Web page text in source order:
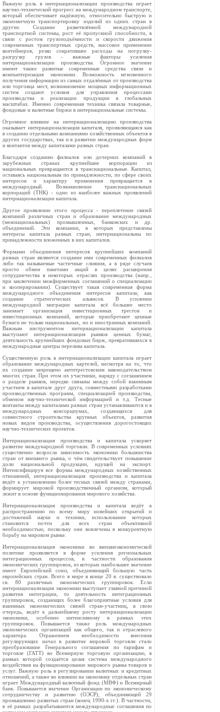
Важную роль в интернационализации производства играет
научно-технический прогресс на международном транспорте,
который обеспечивает надёжную, относительно быструю и
экономичную транспортировку изделий из одних стран в
другие. Создание разветвлённой международной
транспортной системы, рост её пропускной способности, в
связи с ростом грузоподъёмности и скорости движения
современных транспортных средств, массовое применение
контейнеров, резко сократившее расходы на погрузку-
разгрузку грузов - важные факторы усиления
интернационализации производства. Огромное значение
имеют также развитые современные средства связи и
компьютеризация экономики. Возможность мгновенного
получения информации из самых отдалённых от производства
или торговца мест, возникновение мощных информационных
систем создают условия для управления процессами
производства и реализации продукции в глобальных
масштабах. Именно современная техника связала товарные,
фондовые и валютные биржи в интернациональные системы.
Огромное влияние на интернационализацию производства
оказывает интернационализация капиталя, проявляющаяся как
в создании отдельными компаниями хозяйственных объектов в
других государствах, так и в развитии международных форм
и контактов между капиталами разных стран.
Благодаря созданию филиалов или дочерних компаний в
зарубежных странах крупнейшие корпорации из
национальных превращаются в транснациональные. Капитал,
оставаясь национальным по принадлежности, по сфере своих
интересов и характеру применения превращается в
международный. Возникновение транснациональных
корпораций (ТНК) - одно из наиболее важных проявлений
интернационализации капитала.
Другое проявление этого процесса - переплетение связей
компаний различных стран и образование международных
(межнациональных) промышленных, банковских и др.
объединений. Эти компании, в которых представлены
интересы капитала разных стран, интернациональны по
принадлежности вложенных в них капиталов.
Формами объединения интересов крупнейших компаний
разных стран являются создание ими современных филиалов
либо так называемые частичные слияния, а в ряде случаев
просто обмен пакетами акций в целях расширения
сотрудничества в некоторых отраслях производства (напр.,
при заключении межфирменных соглашений о специализации
и кооперировании). Существует такая современная форма
международного объединения интересов капитала; как
создание стратегических альянсов. В усилении
международной миграции капитала всё большее место
занимает организация инвестиционных трестов и
инвестиционных компаний, которые приобретают ценные
бумаги не только национальных, но и иностранных компаний.
Важным инструментом интернационализации капитала
выступают интернационализация рынков ценных бумаг,
деятельность крупнейших фондовых бирж, превратившихся в
международные центры перелива капитала.
Существенную роль в интернационализации капитала играет
образование международных картелей, несмотря на то, что
их создание запрещено антитрестовским законодательством
многих стран. При этом их участники, наряду с соглашением
о разделе рынков, нередко связаны между собой взаимным
участием в капитале друг друга, совместными разработками
производственных программ, специализацией производства,
обменом научно-технической информацией и т.д. Тесные
контакты между капиталами разных стран устанавливаются и в
международных консорциумах, создающихся для
совместного строительства крупных объектов, развития
новых видов производства, осуществления дорогостоящих
научно-технических проектов.
Интернационализация производства и капитала ускоряет
развитие международной торговли. В современных условиях
существенно возросла зависимость экономики большинства
стран от внешнего рынка, о чём свидетельствует повышение
доли национальной продукции, идущей на экспорт.
Интенсифицируя все формы международных хозяйственных
отношений, интернационализация производства и капитала
ведёт к установлению более тесных связей между странами,
формирует мировой производственный организм, который
лежит в основе функционирования мирового хозяйства.
Интернационализация производства и капитала ведёт к
распространению по всему миру новейших открытий и
достижений науки и техники, использование которых
становится почти для всех стран объективной
необходимостью, поскольку они вовлечены в конкурентную
борьбу на мировом рынке.
Интернационализация экономики во внешнеэкономической
политике проявляется в форме усиления региональных
интеграционных процессов, в частности образования
экономических группировок, из которых наибольшее значение
имеет Европейский союз, объединяющий большую часть
европейских стран. Всего в мире в конце 20 в. существовало
св. 80 различных экономических группировок. Если
интернационализация экономики выступает главной причиной
развития интеграции, то деятельность интеграционных
группировок, создающих более благоприятные условия для
взаимных экономических связей стран-участниц, в свою
очередь, ведёт к дальнейшему росту интернационализации
экономики, особенно интенсивному в рамках этих
группировок. Повышается также роль международных
экономических организаций как общего, так и отраслевого
характера. Отражением необходимости внесения
регулирующих начал в развитие мировой торговли стало
преобразование Генерального соглашения по тарифам и
торговле (ГАТТ) во Всемирную торговую организацию, в
рамках которой создаётся целая система международного
воздействия на функционирование мирового рынка товаров и
услуг. Важную роль в регулировании валютных и кредитных
отношений, а также во влиянии на экономику отдельных стран
играет Международный валютный фонд (МВФ) и Всемирный
банк. Повышается значение Организации по экономическому
сотрудничеству и развитию (ОЭСР), объединяющей 29
промышленно развитых стран (конец 1990-х гг.). В частности,
в её рамках разрабатываются международные соглашения по